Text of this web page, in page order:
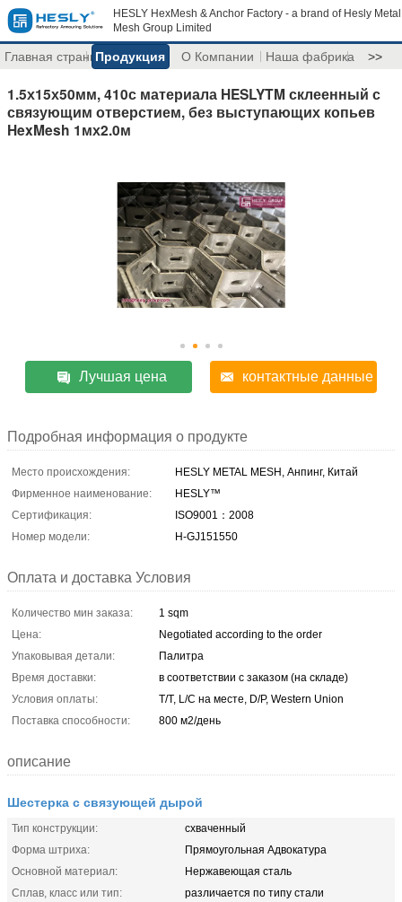
HESLY HexMesh & Anchor Factory - a brand of Hesly Metal
Mesh Group Limited
Главная страницаПродукция О Компании Наша фабрика >>
1.5х15х50мм, 410с материала HESLYTM склеенный с
связующим отверстием, без выступающих копьев
HexMesh 1мх2.0м
Лучшая цена контактные данные
Подробная информация о продукте
Место происхождения:
HESLY METAL MESH, Анпинг, Китай
Фирменное наименование:
HESLY™
Сертификация:
ISO9001：2008
Номер модели:
H-GJ151550
Оплата и доставка Условия
Количество мин заказа:
1 sqm
Цена:
Negotiated according to the order
Упаковывая детали:
Палитра
Время доставки:
в соответствии с заказом (на складе)
Условия оплаты:
T/T, L/C на месте, D/P, Western Union
Поставка способности:
800 м2/день
описание
Шестерка с связующей дырой
Тип конструкции:
схваченный
Форма штриха:
Прямоугольная Адвокатура
Основной материал:
Нержавеющая сталь
Сплав, класс или тип:
различается по типу стали